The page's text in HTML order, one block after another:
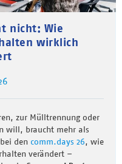
nicht: Wie
wirklich
zur Mülltrennung oder
will, braucht mehr als
den comm.days 26, wie
verändert –